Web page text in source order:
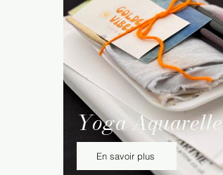
Yoga Aquarelle
En savoir plus